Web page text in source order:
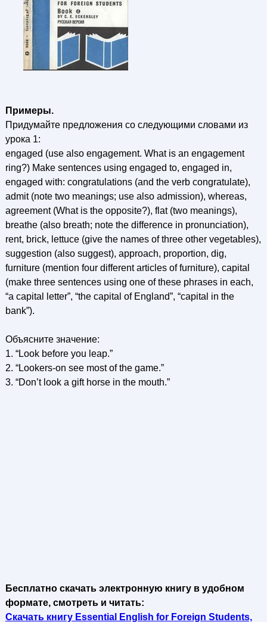
Примеры.
Придумайте предложения со следующими словами из
урока 1:
engaged (use also engagement. What is an engagement
ring?) Make sentences using engaged to, engaged in,
engaged with: congratulations (and the verb congratulate),
admit (note two meanings; use also admission), whereas,
agreement (What is the opposite?), flat (two meanings),
breathe (also breath; note the difference in pronunciation),
rent, brick, lettuce (give the names of three other vegetables),
suggestion (also suggest), approach, proportion, dig,
furniture (mention four different articles of furniture), capital
(make three sentences using one of these phrases in each,
“a capital letter”, “the capital of England”, “capital in the
bank”).
Объясните значение:
1. “Look before you leap.”
2. “Lookers-on see most of the game.”
3. “Don’t look a gift horse in the mouth.”
Бесплатно скачать электронную книгу в удобном
формате, смотреть и читать:
Скачать книгу Essential English for Foreign Students,